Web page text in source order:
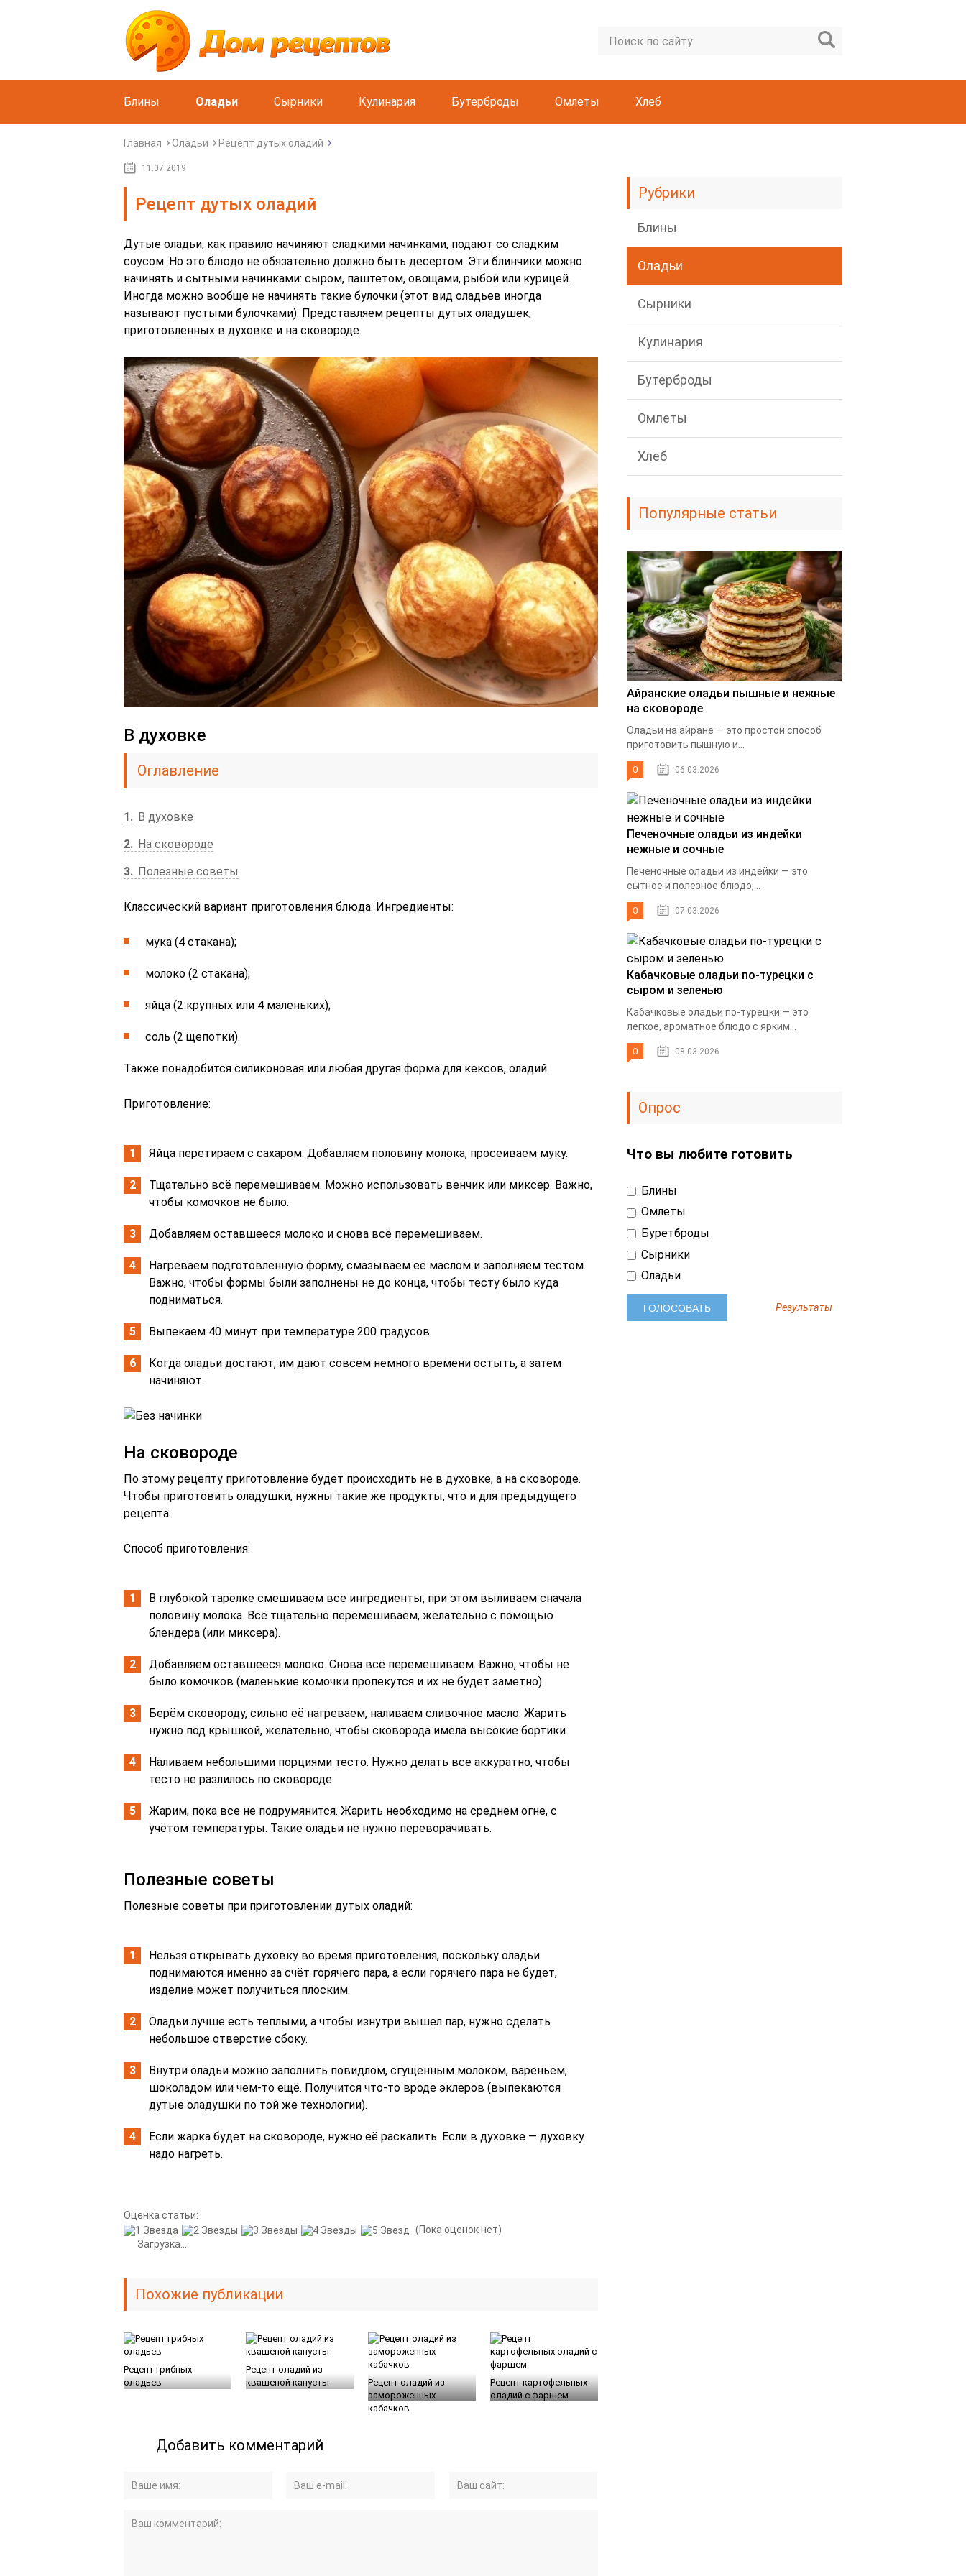
Блины Оладьи Сырники Кулинария Бутерброды Омлеты Хлеб
Главная Оладьи Рецепт дутых оладий
11.07.2019
Рецепт дутых оладий
Дутые оладьи, как правило начиняют сладкими начинками, подают со сладким
соусом. Но это блюдо не обязательно должно быть десертом. Эти блинчики можно
начинять и сытными начинками: сыром, паштетом, овощами, рыбой или курицей.
Иногда можно вообще не начинять такие булочки (этот вид оладьев иногда
называют пустыми булочками). Представляем рецепты дутых оладушек,
приготовленных в духовке и на сковороде.
В духовке
Оглавление
1
В духовке
2
На сковороде
3
Полезные советы
Классический вариант приготовления блюда. Ингредиенты:
мука (4 стакана);
молоко (2 стакана);
яйца (2 крупных или 4 маленьких);
соль (2 щепотки).
Также понадобится силиконовая или любая другая форма для кексов, оладий.
Приготовление:
Яйца перетираем с сахаром. Добавляем половину молока, просеиваем муку.
Тщательно всё перемешиваем. Можно использовать венчик или миксер. Важно,
чтобы комочков не было.
Добавляем оставшееся молоко и снова всё перемешиваем.
Нагреваем подготовленную форму, смазываем её маслом и заполняем тестом.
Важно, чтобы формы были заполнены не до конца, чтобы тесту было куда
подниматься.
Выпекаем 40 минут при температуре 200 градусов.
Когда оладьи достают, им дают совсем немного времени остыть, а затем
начиняют.
На сковороде
По этому рецепту приготовление будет происходить не в духовке, а на сковороде.
Чтобы приготовить оладушки, нужны такие же продукты, что и для предыдущего
рецепта.
Способ приготовления:
В глубокой тарелке смешиваем все ингредиенты, при этом выливаем сначала
половину молока. Всё тщательно перемешиваем, желательно с помощью
блендера (или миксера).
Добавляем оставшееся молоко. Снова всё перемешиваем. Важно, чтобы не
было комочков (маленькие комочки пропекутся и их не будет заметно).
Берём сковороду, сильно её нагреваем, наливаем сливочное масло. Жарить
нужно под крышкой, желательно, чтобы сковорода имела высокие бортики.
Наливаем небольшими порциями тесто. Нужно делать все аккуратно, чтобы
тесто не разлилось по сковороде.
Жарим, пока все не подрумянится. Жарить необходимо на среднем огне, с
учётом температуры. Такие оладьи не нужно переворачивать.
Полезные советы
Полезные советы при приготовлении дутых оладий:
Нельзя открывать духовку во время приготовления, поскольку оладьи
поднимаются именно за счёт горячего пара, а если горячего пара не будет,
изделие может получиться плоским.
Оладьи лучше есть теплыми, а чтобы изнутри вышел пар, нужно сделать
небольшое отверстие сбоку.
Внутри оладьи можно заполнить повидлом, сгущенным молоком, вареньем,
шоколадом или чем-то ещё. Получится что-то вроде эклеров (выпекаются
дутые оладушки по той же технологии).
Если жарка будет на сковороде, нужно её раскалить. Если в духовке — духовку
надо нагреть.
Оценка статьи:
(Пока оценок нет)
Загрузка...
Похожие публикации
Рецепт грибных
оладьев
Рецепт оладий из
квашеной капусты
Рецепт оладий из
замороженных
кабачков
Рецепт картофельных
оладий с фаршем
Добавить комментарий
Рубрики
Блины
Оладьи
Сырники
Кулинария
Бутерброды
Омлеты
Хлеб
Популярные статьи
Айранские оладьи пышные и нежные
на сковороде
Оладьи на айране — это простой способ
приготовить пышную и...
0 06.03.2026
Печеночные оладьи из индейки
нежные и сочные
Печеночные оладьи из индейки — это
сытное и полезное блюдо,...
0 07.03.2026
Кабачковые оладьи по-турецки с
сыром и зеленью
Кабачковые оладьи по-турецки — это
легкое, ароматное блюдо с ярким...
0 08.03.2026
Опрос
Что вы любите готовить
Блины
Омлеты
Буретброды
Сырники
Оладьи
Результаты